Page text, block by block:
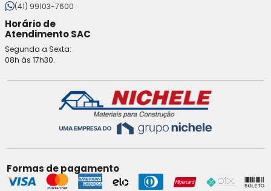
(41) 99103-7600
Horário de
Atendimento SAC
Segunda a Sexta:
08h às 17h30.
Formas de pagamento